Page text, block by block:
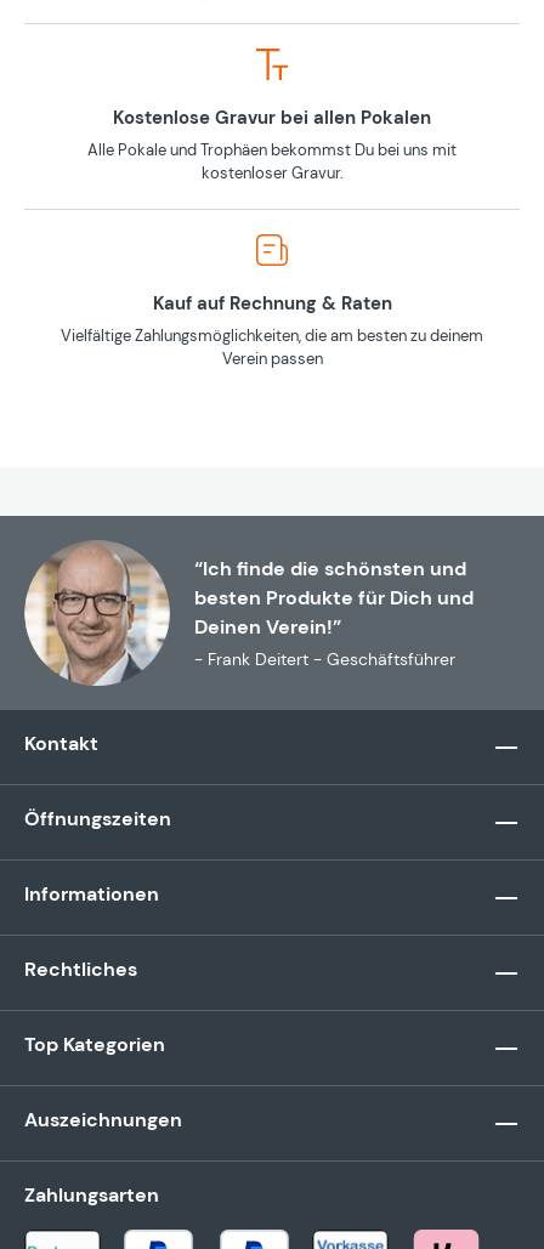
Kostenlose Gravur bei allen Pokalen
Alle Pokale und Trophäen bekommst Du bei uns mit
kostenloser Gravur.
Kauf auf Rechnung & Raten
Vielfältige Zahlungsmöglichkeiten, die am besten zu deinem
Verein passen
“Ich finde die schönsten und
besten Produkte für Dich und
Deinen Verein!”
- Frank Deitert - Geschäftsführer
Kontakt
Öffnungszeiten
Informationen
Rechtliches
Top Kategorien
Auszeichnungen
Zahlungsarten